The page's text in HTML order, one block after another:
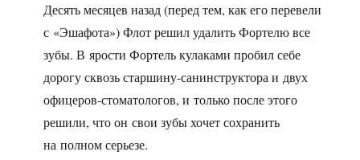
Десять месяцев назад (перед тем, как его перевели
с «Эшафота») Флот решил удалить Фортелю все
зубы. В ярости Фортель кулаками пробил себе
дорогу сквозь старшину-санинструктора и двух
офицеров-стоматологов, и только после этого
решили, что он свои зубы хочет сохранить
на полном серьезе.